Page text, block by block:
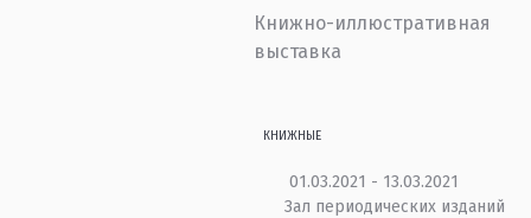
Книжно-иллюстративная
выставка
КНИЖНЫЕ
01.03.2021 - 13.03.2021
Зал периодических изданий